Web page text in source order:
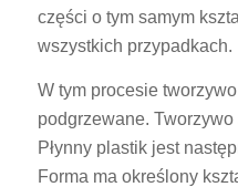
części o tym samym
wszystkich przypadkach.
W tym procesie
podgrzewane.
Płynny plastik jest
Forma ma określony